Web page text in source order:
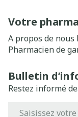
Votre
A propos de nous
Pharmacien de
Bulletin
Restez informé